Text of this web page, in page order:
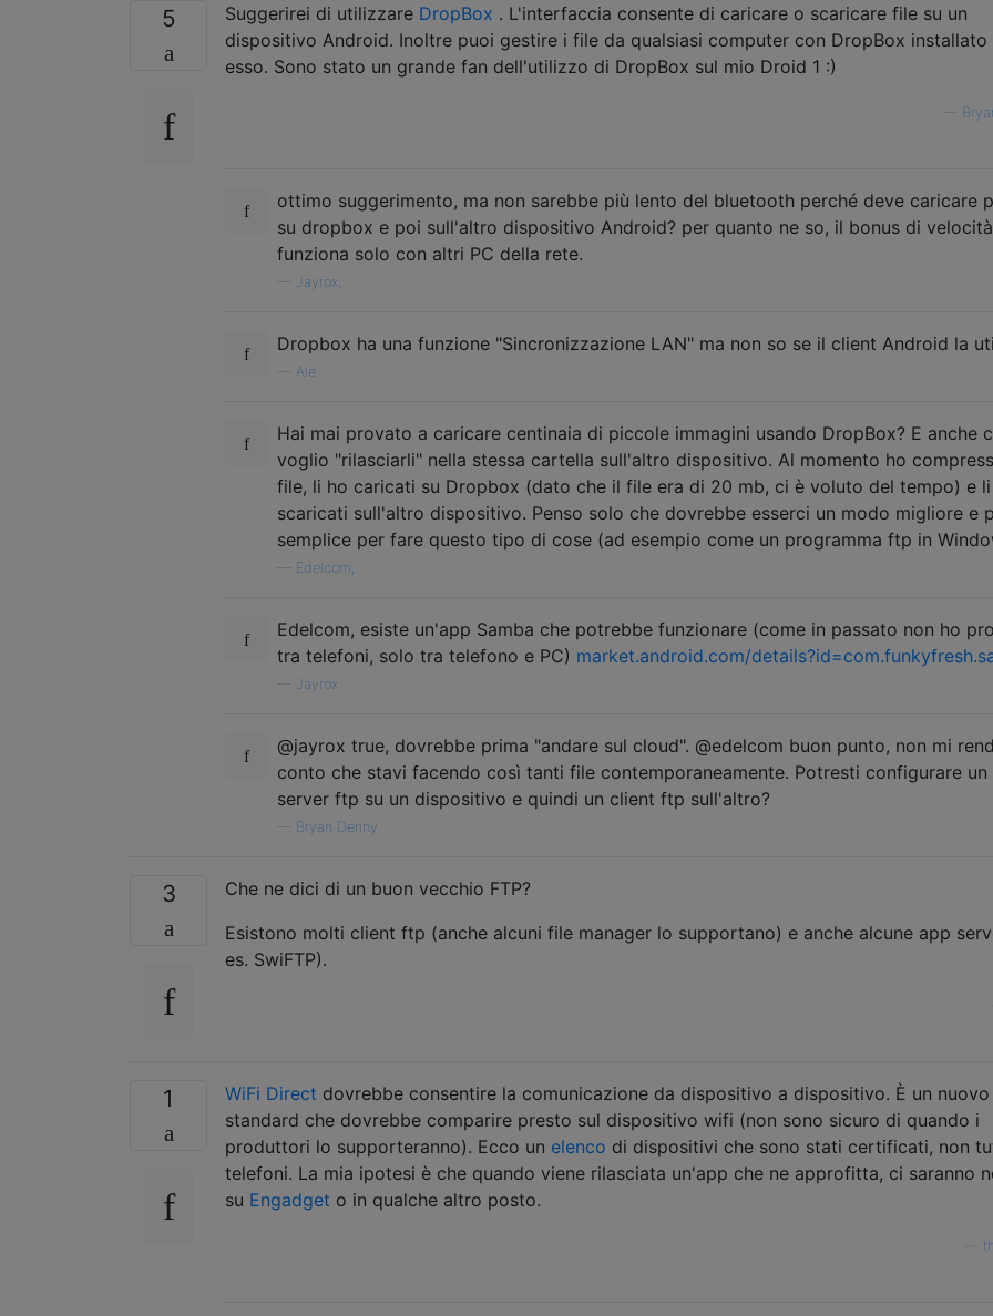
5 Suggerirei di utilizzare DropBox . L'interfaccia consente di caricare o scaricare file su un
dispositivo Android. Inoltre puoi gestire i file da qualsiasi computer con DropBox installato
esso. Sono stato un grande fan dell'utilizzo di DropBox sul mio Droid 1 :)
ottimo suggerimento, ma non sarebbe più lento del bluetooth perché deve caricare
su dropbox e poi sull'altro dispositivo Android? per quanto ne so, il bonus di
funziona solo con altri PC della rete.
Jayrox,
Dropbox ha una funzione "Sincronizzazione LAN" ma non so se il client Android la
Ale
Hai mai provato a caricare centinaia di piccole immagini usando DropBox? E anche
voglio "rilasciarli" nella stessa cartella sull'altro dispositivo. Al momento ho
file, li ho caricati su Dropbox (dato che il file era di 20 mb, ci è voluto del tempo) e
scaricati sull'altro dispositivo. Penso solo che dovrebbe esserci un modo migliore e
semplice per fare questo tipo di cose (ad esempio come un programma ftp in
Edelcom,
Edelcom, esiste un'app Samba che potrebbe funzionare (come in passato non ho
tra telefoni, solo tra telefono e PC) market.android.com/
Jayrox
@jayrox true, dovrebbe prima "andare sul cloud". @edelcom buon punto, non mi
conto che stavi facendo così tanti file contemporaneamente. Potresti configurare un
server ftp su un dispositivo e quindi un client ftp sull'altro?
Bryan Denny
3
Che ne dici di un buon vecchio FTP?
Esistono molti client ftp (anche alcuni file manager lo supportano) e anche alcune app
es. SwiFTP).
1 WiFi Direct dovrebbe consentire la comunicazione da dispositivo a dispositivo. È un nuovo
standard che dovrebbe comparire presto sul dispositivo wifi (non sono sicuro di quando i
produttori lo supporteranno). Ecco un elenco di dispositivi che sono stati certificati, non
telefoni. La mia ipotesi è che quando viene rilasciata un'app che ne approfitta, ci saranno
su Engadget o in qualche altro posto.